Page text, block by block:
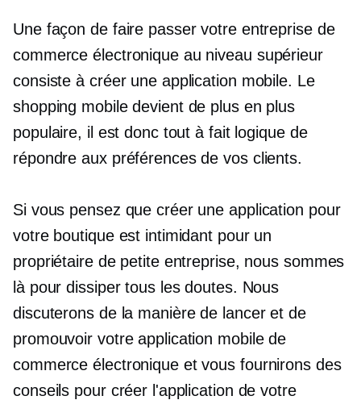
Une façon de faire passer votre entreprise de
commerce électronique au niveau supérieur
consiste à créer une application mobile. Le
shopping mobile devient de plus en plus
populaire, il est donc tout à fait logique de
répondre aux préférences de vos clients.
Si vous pensez que créer une application pour
votre boutique est intimidant pour un
propriétaire de petite entreprise, nous sommes
là pour dissiper tous les doutes. Nous
discuterons de la manière de lancer et de
promouvoir votre application mobile de
commerce électronique et vous fournirons des
conseils pour créer l'application de votre